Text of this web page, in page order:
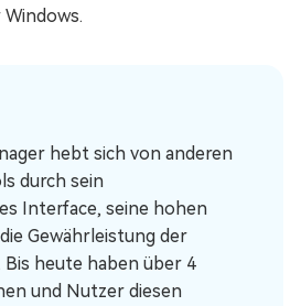
hebt sich von anderen
durch sein
Interface, seine hohen
Gewährleistung der
heute haben über 4
und Nutzer diesen